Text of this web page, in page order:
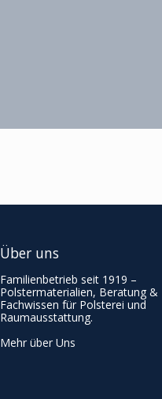
Über uns
Familienbetrieb seit 1919 –
Polstermaterialien, Beratung &
Fachwissen für Polsterei und
Raumausstattung.
Mehr über Uns